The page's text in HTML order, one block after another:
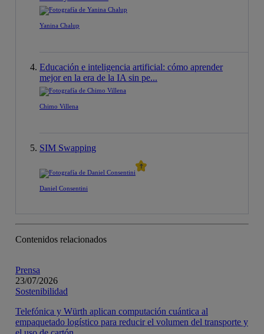
Yanina Chalup
Educación e inteligencia artificial: cómo aprender
mejor en la era de la IA sin pe...
Chimo Villena
SIM Swapping
Daniel Consentini
Contenidos relacionados
Prensa
23/07/2026
Sostenibilidad
Telefónica y Würth aplican computación cuántica al
empaquetado logístico para reducir el volumen del transporte y